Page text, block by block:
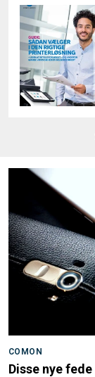
COMON
Disse nye